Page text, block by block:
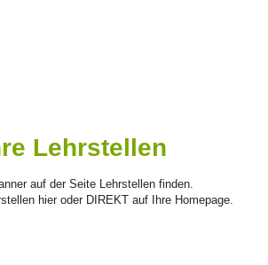
Lehrstellen
auf der Seite Lehrstellen finden.
hier oder DIREKT auf Ihre Homepage.